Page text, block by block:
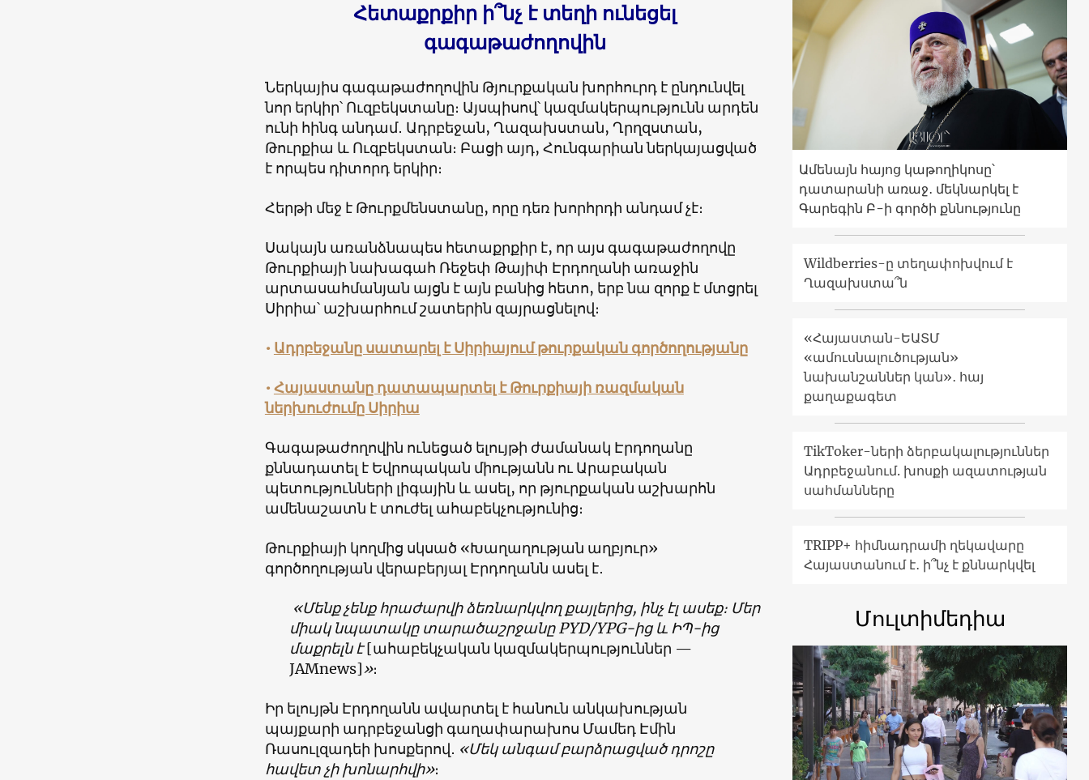
Հետաքրքիր ի՞նչ է տեղի ունեցել
գագաթաժողովին
Ներկայիս գագաթաժողովին Թյուրքական խորհուրդ է ընդունվել
նոր երկիր՝ Ուզբեկստանը։ Այսպիսով՝ կազմակերպությունն արդեն
ունի հինգ անդամ․ Ադրբեջան, Ղազախստան, Ղրղզստան,
Թուրքիա և Ուզբեկստան։ Բացի այդ, Հունգարիան ներկայացված
է որպես դիտորդ երկիր։
Հերթի մեջ է Թուրքմենստանը, որը դեռ խորհրդի անդամ չէ։
Սակայն առանձնապես հետաքրքիր է, որ այս գագաթաժողովը
Թուրքիայի նախագահ Ռեջեփ Թայիփ Էրդողանի առաջին
արտասահմանյան այցն է այն բանից հետո, երբ նա զորք է մտցրել
Սիրիա՝ աշխարհում շատերին զայրացնելով։
• Ադրբեջանը սատարել է Սիրիայում թուրքական գործողությանը
• Հայաստանը դատապարտել է Թուրքիայի ռազմական
ներխուժումը Սիրիա
Գագաթաժողովին ունեցած ելույթի ժամանակ Էրդողանը
քննադատել է Եվրոպական միությանն ու Արաբական
պետությունների լիգային և ասել, որ թյուրքական աշխարհն
ամենաշատն է տուժել ահաբեկչությունից։
Թուրքիայի կողմից սկսած «Խաղաղության աղբյուր»
գործողության վերաբերյալ Էրդողանն ասել է․
«Մենք չենք հրաժարվի ձեռնարկվող քայլերից, ինչ էլ ասեք։ Մեր
միակ նպատակը տարածաշրջանը PYD/YPG-ից և ԻՊ-ից
մաքրելն է[ահաբեկչական կազմակերպություններ —
JAMnews]»։
Իր ելույթն Էրդողանն ավարտել է հանուն անկախության
պայքարի ադրբեջանցի գաղափարախոս Մամեդ Էմին
Ռասուլզադեի խոսքերով․ «Մեկ անգամ բարձրացված դրոշը
հավետ չի խոնարհվի»։
Ամենայն հայոց կաթողիկոսը՝
դատարանի առաջ․ մեկնարկել է
Գարեգին Բ-ի գործի քննությունը
Wildberries-ը տեղափոխվում է
Ղազախստա՞ն
«Հայաստան-ԵԱՏՄ
«ամուսնալուծության»
նախանշաններ կան»․ հայ
քաղաքագետ
TikToker-ների ձերբակալություններ
Ադրբեջանում. խոսքի ազատության
սահմանները
TRIPP+ հիմնադրամի ղեկավարը
Հայաստանում է․ ի՞նչ է քննարկվել
Մուլտիմեդիա